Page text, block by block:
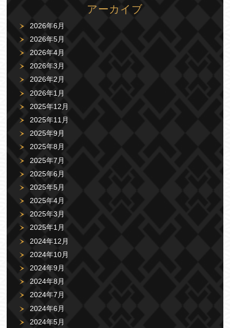
アーカイブ
2026年6月
2026年5月
2026年4月
2026年3月
2026年2月
2026年1月
2025年12月
2025年11月
2025年9月
2025年8月
2025年7月
2025年6月
2025年5月
2025年4月
2025年3月
2025年1月
2024年12月
2024年10月
2024年9月
2024年8月
2024年7月
2024年6月
2024年5月